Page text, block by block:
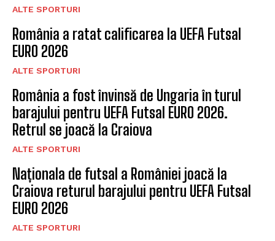
ALTE SPORTURI
România a ratat calificarea la UEFA Futsal
EURO 2026
ALTE SPORTURI
România a fost învinsă de Ungaria în turul
barajului pentru UEFA Futsal EURO 2026.
Retrul se joacă la Craiova
ALTE SPORTURI
Naționala de futsal a României joacă la
Craiova returul barajului pentru UEFA Futsal
EURO 2026
ALTE SPORTURI